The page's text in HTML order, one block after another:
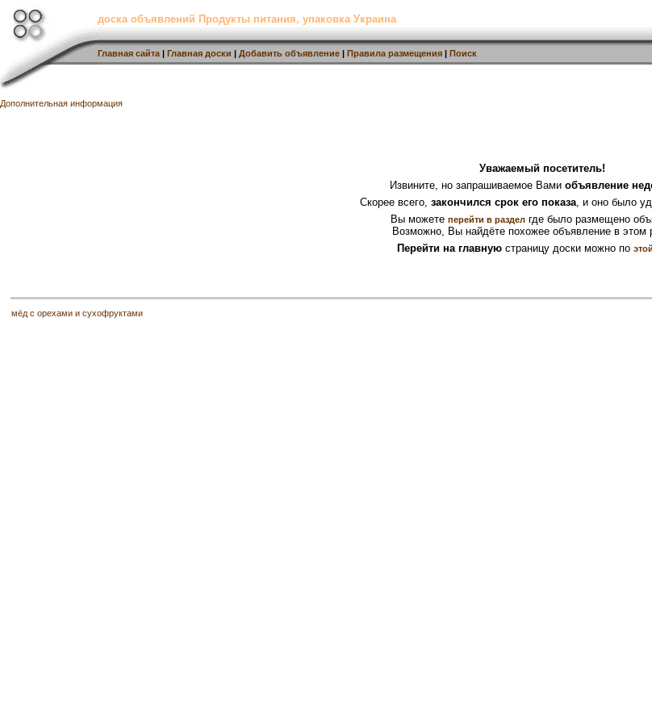
доска объявлений Продукты питания, упаковка Украина
Главная сайта | Главная доски | Добавить объявление | Правила размещения | Поиск
Дополнительная информация
Уважаемый посетитель!
Извините, но запрашиваемое Вами объявление
Скорее всего, закончился срок его показа, и оно было
Вы можете перейти в разделгде было размещено
Возможно, Вы найдёте похожее объявление в этом
Перейти на главнуюстраницу доски можно по
мёд с орехами и сухофруктами